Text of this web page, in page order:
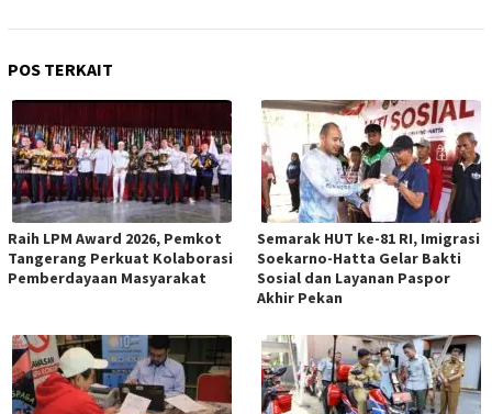
POS TERKAIT
Raih LPM Award 2026, Pemkot
Tangerang Perkuat Kolaborasi
Pemberdayaan Masyarakat
Semarak HUT ke-81 RI, Imigrasi
Soekarno-Hatta Gelar Bakti
Sosial dan Layanan Paspor
Akhir Pekan